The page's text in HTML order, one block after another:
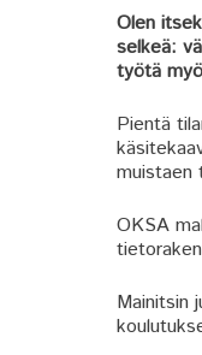
Olen
selkeä:
työtä
Pientä
muistaen
OKSA
Mainitsin